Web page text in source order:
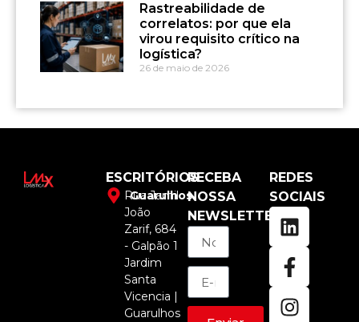
Rastreabilidade de
correlatos: por que ela
virou requisito crítico na
logística?
26 de maio de 2026
ESCRITÓRIOS
Guarulhos
Rua Jamil
João
Zarif, 684
- Galpão 1
Jardim
Santa
Vicencia |
Guarulhos
RECEBA
NOSSA
NEWSLETTER
REDES
SOCIAIS